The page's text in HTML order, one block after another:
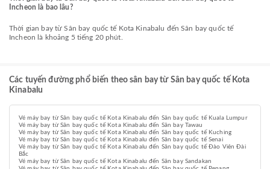
Incheon là bao lâu?
Thời gian bay từ Sân bay quốc tế Kota Kinabalu đến Sân bay quốc tế
Incheon là khoảng 5 tiếng 20 phút.
Các tuyến đường phổ biến theo sân bay từ Sân bay quốc tế Kota
Kinabalu
Vé máy bay từ Sân bay quốc tế Kota Kinabalu đến Sân bay quốc tế Kuala Lumpur
Vé máy bay từ Sân bay quốc tế Kota Kinabalu đến Sân bay Tawau
Vé máy bay từ Sân bay quốc tế Kota Kinabalu đến Sân bay quốc tế Kuching
Vé máy bay từ Sân bay quốc tế Kota Kinabalu đến Sân bay quốc tế Senai
Vé máy bay từ Sân bay quốc tế Kota Kinabalu đến Sân bay quốc tế Đào Viên Đài
Bắc
Vé máy bay từ Sân bay quốc tế Kota Kinabalu đến Sân bay Sandakan